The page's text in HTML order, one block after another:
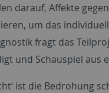
darauf, Affekte
um das
fragt das
und Schauspiel
ist die Bedrohung